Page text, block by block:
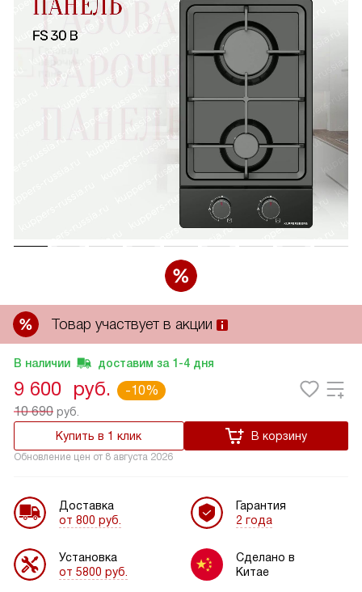
Товар участвует в акции
В наличии доставим за 1-4 дня
9 600 руб.
-10%
10 690 руб.
Купить в 1 клик
В корзину
Обновление цен от 8 августа 2026
Доставка
от 800 руб.
Установка
от 5800 руб.
Гарантия
2 года
Сделано в
Китае